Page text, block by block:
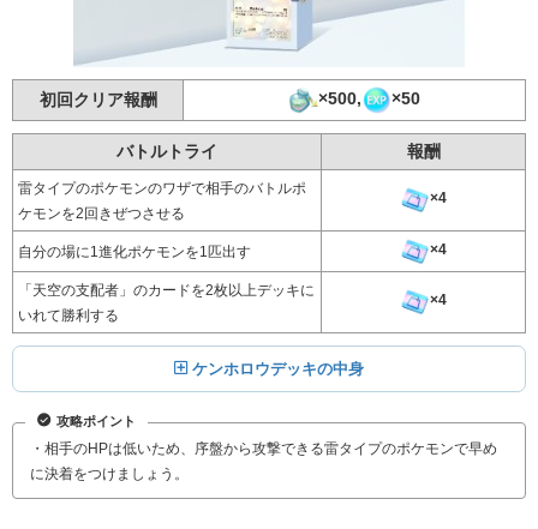
初回クリア報酬 ×500, ×50
バトルトライ 報酬
雷タイプのポケモンのワザで相手のバトルポ
ケモンを2回きぜつさせる
×4
自分の場に1進化ポケモンを1匹出す ×4
「天空の支配者」のカードを2枚以上デッキに
いれて勝利する
×4
ケンホロウデッキの中身
攻略ポイント
・相手のHPは低いため、序盤から攻撃できる雷タイプのポケモンで早め
に決着をつけましょう。